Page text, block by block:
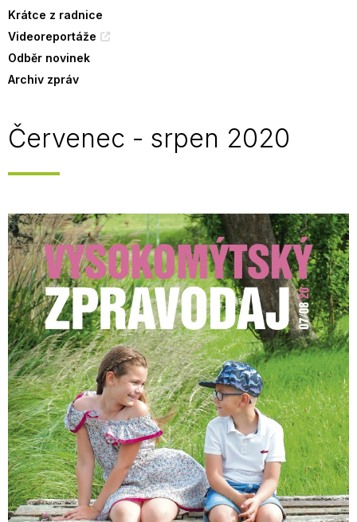
Krátce z radnice
Videoreportáže
Odběr novinek
Archiv zpráv
Červenec - srpen 2020